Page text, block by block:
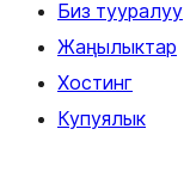
Биз тууралуу
Жаңылыктар
Хостинг
Купуялык